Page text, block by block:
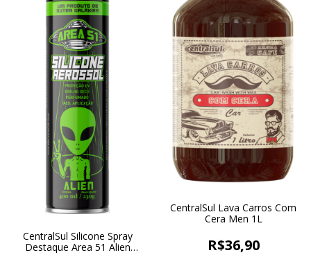
CentralSul Silicone Spray
Destaque Area 51 Alien
CentralSul Lava Carros Com
Cera Men 1L
R$36,90